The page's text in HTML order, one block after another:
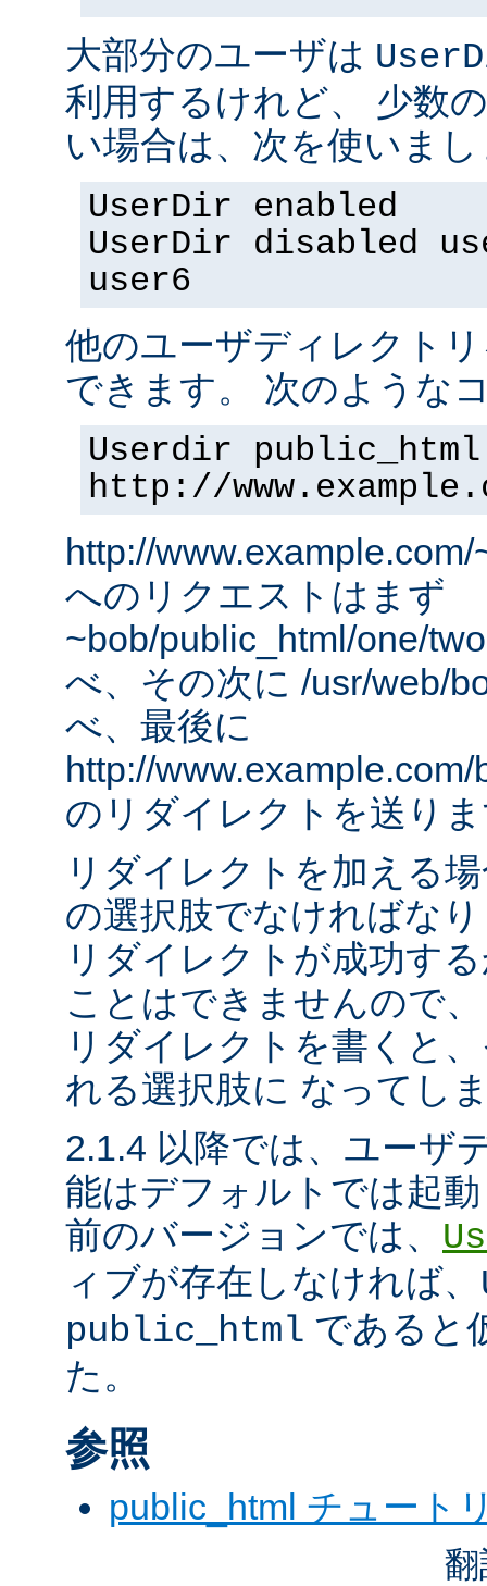
大部分のユーザは
利用するけれど、 少数
い場合は、次を使いま
UserDir enabled
UserDir disabled
user6
他のユーザディレクト
できます。 次のような
Userdir
http://
http://
へのリクエストはまず
~bob/public_html/one/
べ、その次に /usr/web/
べ、最後に
http://
のリダイレクトを送り
リダイレクトを加える
の選択肢でなければな
リダイレクトが成功す
ことはできませんので
リダイレクトを書くと
れる選択肢に なってし
2.1.4 以降では、ユーザ
能はデフォルトでは起
前のバージョンでは、
ィブが存在しなければ、
public_html であると
た。
参照
public_html チュート